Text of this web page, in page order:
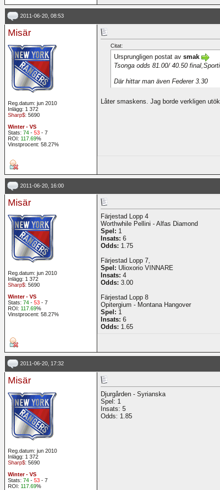
2011-06-20, 08:53
Misär
Reg.datum: jun 2010
Inlägg: 1 372
Sharp$: 5690
Winter - VS
Stats: 74 - 53 - 7
ROI: 117.69%
Vinstprocent: 58.27%
Citat:
Ursprungligen postat av smak
Tsonga odds 81.00/ 40.50
Där hittar man även Federer 3.30
Låter smaskens. Jag borde verkligen
2011-06-20, 16:00
Misär
Reg.datum: jun 2010
Inlägg: 1 372
Sharp$: 5690
Winter - VS
Stats: 74 - 53 - 7
ROI: 117.69%
Vinstprocent: 58.27%
Färjestad Lopp 4
Worthwhile Pellini - Alfas Diamond
Spel: 1
Insats: 6
Odds: 1.75
Färjestad Lopp 7,
Spel: Ulioxorio VINNARE
Insats: 4
Odds: 3.00
Färjestad Lopp 8
Opitergium - Montana Hangover
Spel: 1
Insats: 6
Odds: 1.65
2011-06-20, 17:32
Misär
Reg.datum: jun 2010
Inlägg: 1 372
Sharp$: 5690
Winter - VS
Stats: 74 - 53 - 7
ROI: 117.69%
Djurgården - Syrianska
Spel: 1
Insats: 5
Odds: 1.85